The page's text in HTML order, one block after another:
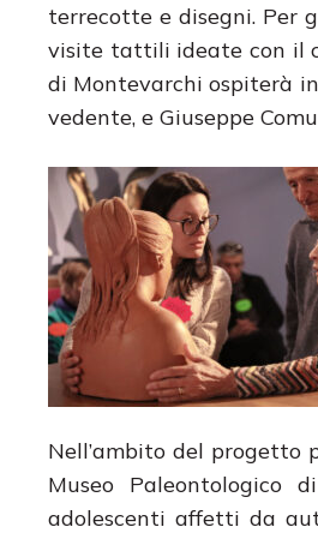
terrecotte e disegni. Per
visite tattili ideate con il
di Montevarchi ospiterà
vedente, e Giuseppe
Nell’ambito del progetto
Museo Paleontologico
adolescenti affetti da